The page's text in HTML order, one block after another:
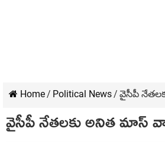
Home/ Political News/ వైసీపీ
వైసీపీ నేతలకు అనిత మాస్